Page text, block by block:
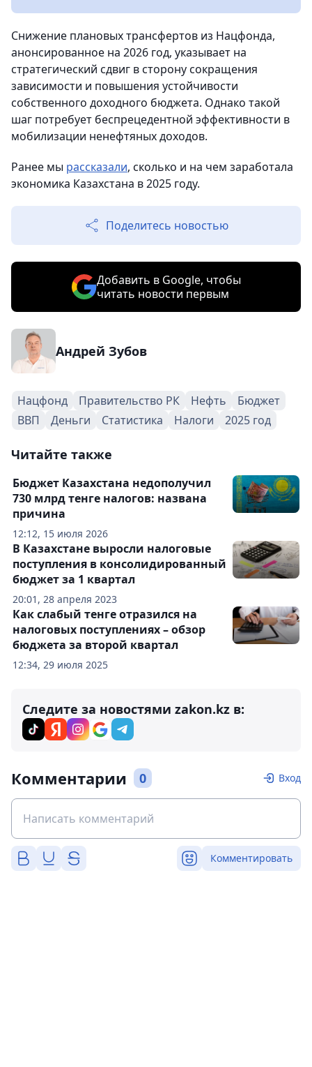
Снижение плановых трансфертов из Нацфонда,
анонсированное на 2026 год, указывает на
стратегический сдвиг в сторону сокращения
зависимости и повышения устойчивости
собственного доходного бюджета. Однако такой
шаг потребует беспрецедентной эффективности в
мобилизации ненефтяных доходов.
Ранее мы рассказали, сколько и на чем заработала
экономика Казахстана в 2025 году.
Поделитесь новостью
Добавить в Google, чтобы
читать новости первым
Андрей Зубов
Нацфонд Правительство РК Нефть
Бюджет
ВВП
Деньги Статистика Налоги 2025 год
Читайте также
12:12, 15 июля 2026
Бюджет Казахстана недополучил
730 млрд тенге налогов: названа
причина
20:01, 28 апреля 2023
В Казахстане выросли налоговые
поступления в консолидированный
бюджет за 1 квартал
12:34, 29 июля 2025
Как слабый тенге отразился на
налоговых поступлениях – обзор
бюджета за второй квартал
Следите за новостями zakon.kz в:
Комментарии 0 Вход
Комментировать